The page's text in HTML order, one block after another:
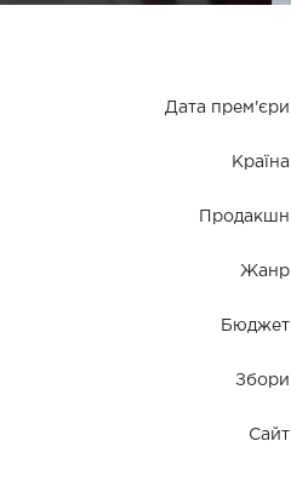
Дата прем'єри
Країна
Продакшн
Жанр
Бюджет
Збори
Сайт